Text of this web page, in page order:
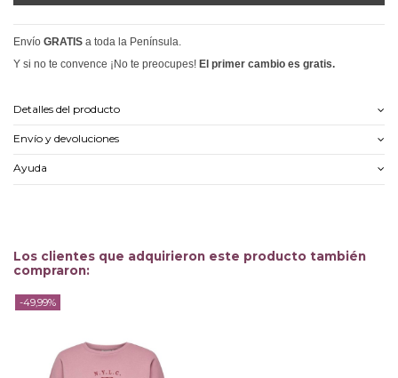
Envío GRATIS a toda la Península.
Y si no te convence ¡No te preocupes! El primer cambio es gratis.
Detalles del producto
Envío y devoluciones
Ayuda
Los clientes que adquirieron este producto también
compraron:
-49,99%